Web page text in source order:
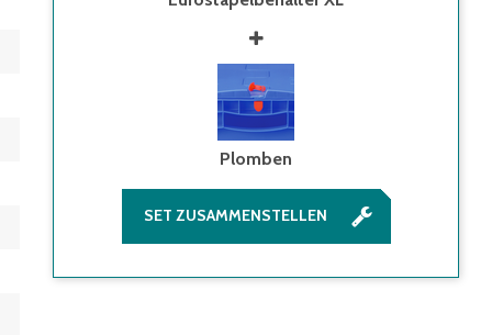
Plomben
SET ZUSAMMENSTELLEN